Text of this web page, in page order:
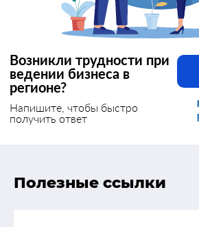
Возникли трудности при
ведении бизнеса в
регионе?
Напишите, чтобы быстро
получить ответ
Полезные ссылки